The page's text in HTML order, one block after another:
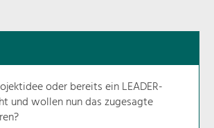
Natur- &
Landschaftsschutz
Pflege, Regulierung und
Weiterentwicklung.
oder bereits ein LEADER-
und wollen nun das zugesagte